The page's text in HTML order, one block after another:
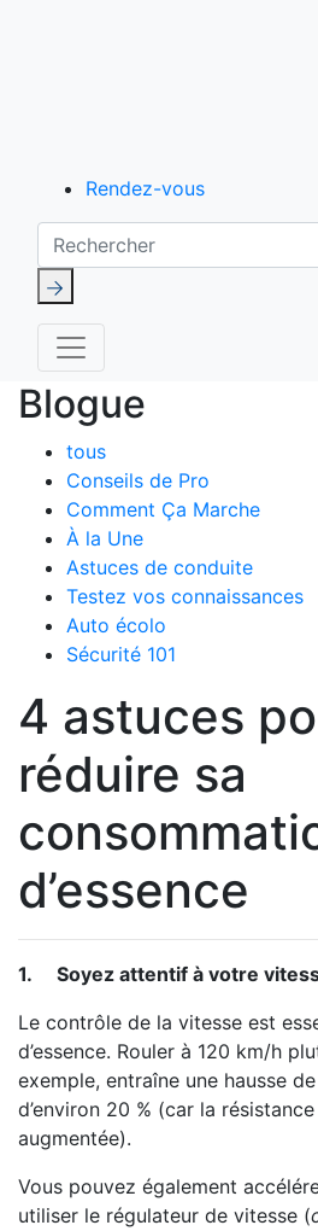
Rendez-vous
Rechercher
Blogue
tous
Conseils de Pro
Comment Ça Marche
À la Une
Astuces de conduite
Testez vos connaissances
Auto écolo
Sécurité 101
4 astuces
réduire sa
d’essence
1.
Soyez attentif à votre
Le contrôle de la vitesse est
d’essence. Rouler à 120 km/h
exemple, entraîne une hausse
d’environ 20 % (car la
augmentée).
Vous pouvez également
utiliser le régulateur de vitesse (